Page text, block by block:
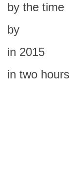
by the time
by
in 2015
in two